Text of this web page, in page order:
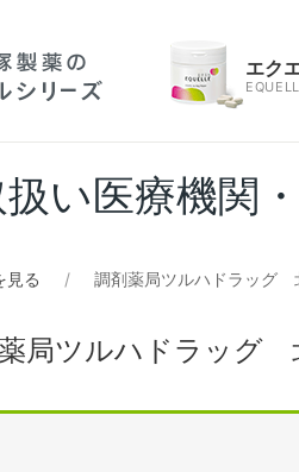
エク
い医療機関
見る 調剤薬局ツルハドラッグ
局ツルハドラッグ